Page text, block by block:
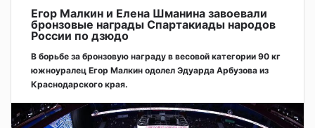
Егор Малкин и Елена Шманина завоевали
бронзовые награды Спартакиады народов
России по дзюдо
В борьбе за бронзовую награду в весовой категории 90 кг
южноуралец Егор Малкин одолел Эдуарда Арбузова из
Краснодарского края.